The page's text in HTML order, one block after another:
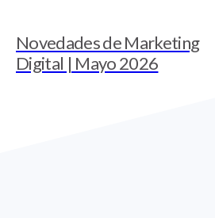
Novedades de Marketing
Digital | Mayo 2026